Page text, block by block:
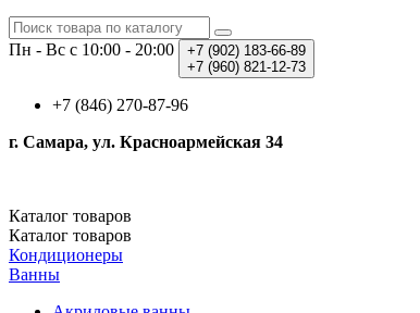
Пн - Вс с 10:00 - 20:00 +7 (902) 183-66-89
+7 (960) 821-12-73
+7 (846) 270-87-96
г. Самара, ул. Красноармейская 34
Каталог товаров
Каталог товаров
Кондиционеры
Ванны